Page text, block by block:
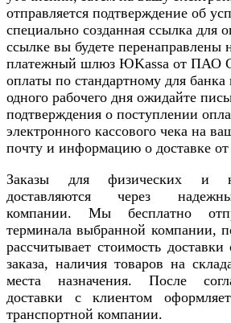
отправляется подтверждение об
специально созданная ссылка для
ссылке вы будете перенаправлены
платежный шлюз ЮKassa от ПАО
оплаты по стандартному для
одного рабочего дня ожидайте
подтверждения о поступлении
электронного кассового чека на
почту и информацию о доставке от
Заказы для физических и
доставляются через
компании. Мы бесплатно
терминала выбранной компании,
рассчитывает стоимость
заказа, наличия товаров на
места назначения. После
доставки с клиентом
транспортной компании.